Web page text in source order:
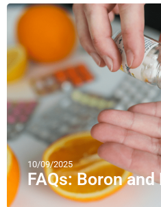
10/09/2025
FAQs: Boron